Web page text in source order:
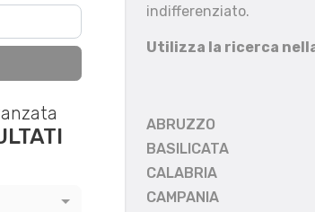
indifferenziato.
Utilizza la ricerca
ABRUZZO
BASILICATA
CALABRIA
CAMPANIA